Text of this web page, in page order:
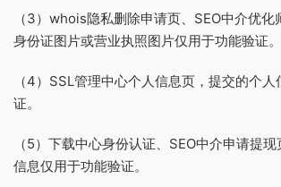
（3）whois隐私删除申请页、SEO中介优化
身份证图片或营业执照图片仅用于功能验证。
（4）SSL管理中心个人信息页，提交的个
证。
（5）下载中心身份认证、SEO中介申请提
信息仅用于功能验证。